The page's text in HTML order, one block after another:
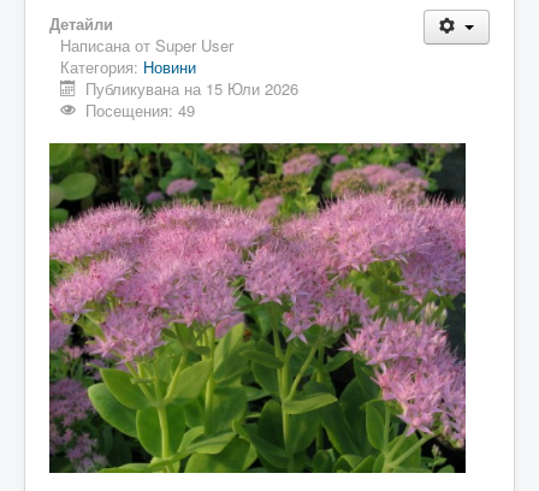
Детайли
Написана от Super User
Категория: Новини
Публикувана на 15 Юли 2026
Посещения: 49